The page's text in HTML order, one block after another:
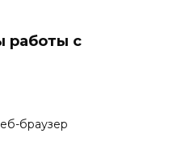
работы с
браузер